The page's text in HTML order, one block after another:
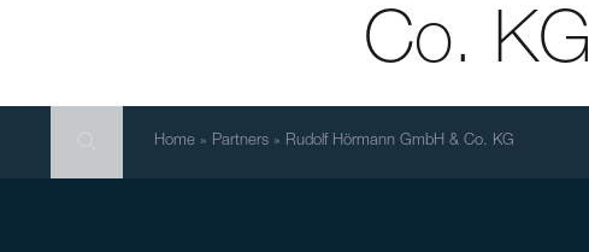
MSP Schrägdach
MSP Schrägdach
Co. KG
SearchHome » Partners » Rudolf Hörmann GmbH & Co. KG